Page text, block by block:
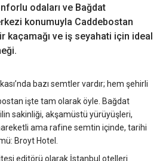
odaları ve Bağdat
konumuyla Caddebostan
kaçamağı ve iş seyahati için ideal
bazı semtler vardır; hem şehirli
işte tam olarak öyle. Bağdat
sakinliği, akşamüstü yürüyüşleri,
ama rafine semtin içinde, tarihi
Broyt Hotel.
editörü olarak İstanbul otelleri